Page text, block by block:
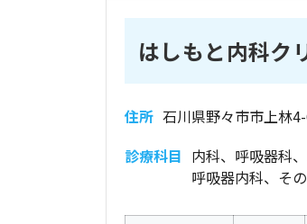
はしもと内科ク
住所 石川県野々市市上林
診療科目 内科、呼吸器科
呼吸器内科、そ